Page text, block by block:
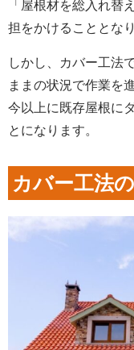
「屋根材を総入れ替
担をかけることとな
しかし、カバー工法
ままの状況で作業を
今以上に既存屋根に
とになります。
カバー工法